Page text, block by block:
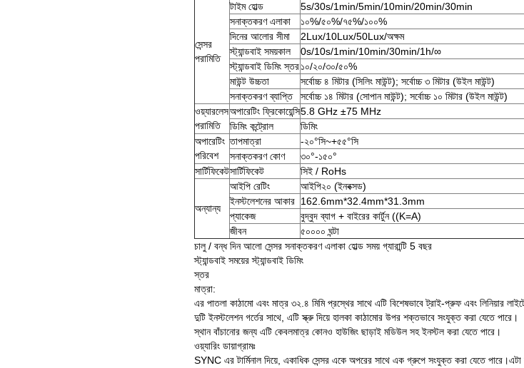
সেন্সর
পরামিতি
টাইম হোল্ড
5s/30s/1min/5min/10min/20min/30min
সনাক্তকরণ এলাকা
১০%/৫০%/৭৫%/১০০%
দিনের আলোর সীমা
2Lux/10Lux/50Lux/অক্ষম
স্ট্যান্ডবাই সময়কাল
0s/10s/1min/10min/30min/1h/∞
স্ট্যান্ডবাই ডিমিং স্তর১০/২০/৩০/৫০%
মাউন্ট উচ্চতা
সর্বোচ্চ ৪ মিটার (সিলিং মাউন্ট); সর্বোচ্চ ৩ মিটার (উইল মাউন্ট)
সনাক্তকরণ ব্যাপ্তি
সর্বোচ্চ ১৪ মিটার (সোপান মাউন্ট); সর্বোচ্চ ১০ মিটার (উইল মাউন্ট)
ওয়্যারলেস
পরামিতি
অপারেটিং ফ্রিকোয়েন্সি5.8 GHz ±75 MHz
ডিমিং কন্ট্রোল
ডিমিং
অপারেটিং
পরিবেশ
তাপমাত্রা
-২০°সি~+৫৫°সি
সনাক্তকরণ কোণ
৩০°-১৫০°
সার্টিফিকেটসার্টিফিকেট সিই / RoHs
অন্যান্য
আইপি রেটিং
আইপি২০ (ইনবক্সড)
ইনস্টলেশনের আকার 162.6mm*32.4mm*31.3mm
প্যাকেজ
বুদ্বুদ ব্যাগ + বাইরের কার্টুন ((K=A)
জীবন
৫০০০০ ঘন্টা
চালু / বন্ধ দিন আলো সেন্সর সনাক্তকরণ এলাকা হোল্ড সময় গ্যারান্টি 5 বছর
স্ট্যান্ডবাই সময়ের স্ট্যান্ডবাই ডিমিং
স্তর
মাত্রা:
এর পাতলা কাঠামো এবং মাত্র ৩২.৪ মিমি প্রস্থের সাথে এটি বিশেষভাবে ট্রাই-প্রুফ এবং লিনিয়ার
দুটি ইনস্টলেশন গর্তের সাথে, এটি স্ক্রু দিয়ে হালকা কাঠামোর উপর শক্তভাবে সংযুক্ত করা যেতে পারে।
স্থান বাঁচানোর জন্য এটি কেবলমাত্র কোনও হাউজিং ছাড়াই মডিউল সহ ইনস্টল করা যেতে পারে।
ওয়্যারিং ডায়াগ্রামঃ
SYNC এর টার্মিনাল দিয়ে, একাধিক সেন্সর একে অপরের সাথে এক গ্রুপে সংযুক্ত করা যেতে